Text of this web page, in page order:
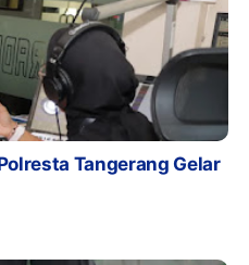
Tangerang Gelar